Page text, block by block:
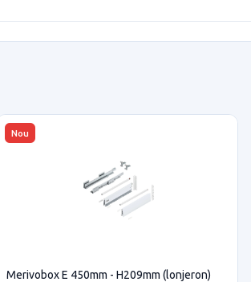
Nou
Merivobox E 450mm - H209mm (lonjeron)